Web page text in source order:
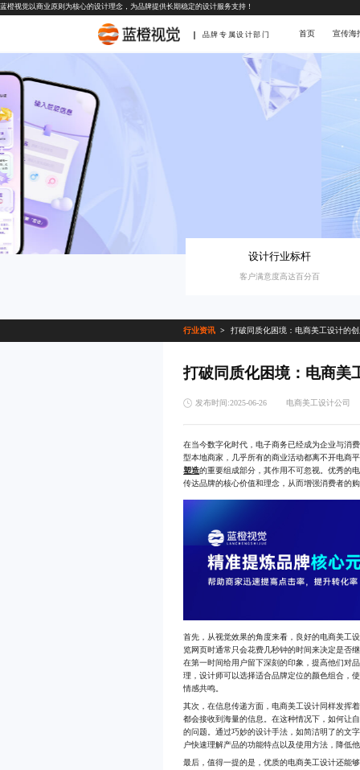
蓝橙视觉以商业原则为核心的设计理念，为品牌提供长期稳定的设计服务支持！
品牌专属设计部门 首页 宣传海
设计行业标杆
客户满意度高达百分百
行业资讯 打破同质化困境：电商美工设计的
打破同质化困境：电商美
发布时间:2025-06-26 电商美工设计公司
在当今数字化时代，电子商务已经成为企业与消
型本地商家，几乎所有的商业活动都离不开电商
塑造的重要组成部分，其作用不可忽视。优秀的
传达品牌的核心价值和理念，从而增强消费者的
首先，从视觉效果的角度来看，良好的电商美工
览网页时通常只会花费几秒钟的时间来决定是否
在第一时间给用户留下深刻的印象，提高他们对
理，设计师可以选择适合品牌定位的颜色组合，
情感共鸣。
其次，在信息传递方面，电商美工设计同样发挥
都会接收到海量的信息。在这种情况下，如何让
的问题。通过巧妙的设计手法，如简洁明了的文
户快速理解产品的功能特点以及使用方法，降低
最后，值得一提的是，优质的电商美工设计还能